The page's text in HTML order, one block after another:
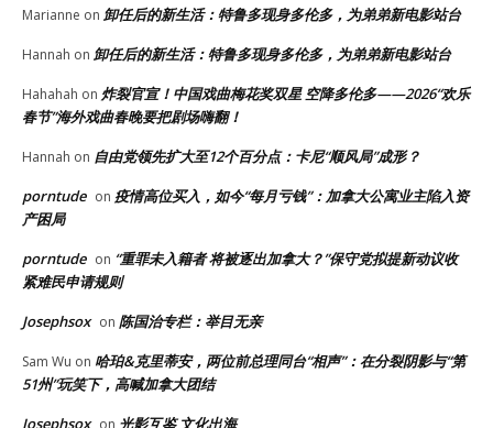
Marianne on 卸任后的新生活：特鲁多现身多伦多，为弟弟新电影站台
Hannah on 卸任后的新生活：特鲁多现身多伦多，为弟弟新电影站台
Hahahah on 炸裂官宣！中国戏曲梅花奖双星 空降多伦多——2026“欢乐
春节”海外戏曲春晚要把剧场嗨翻！
Hannah on 自由党领先扩大至12个百分点：卡尼“顺风局”成形？
porntude on 疫情高位买入，如今“每月亏钱”：加拿大公寓业主陷入资
产困局
porntude on “重罪未入籍者 将被逐出加拿大？”保守党拟提新动议收
紧难民申请规则
Josephsox on 陈国治专栏：举目无亲
Sam Wu on 哈珀&克里蒂安，两位前总理同台“相声”：在分裂阴影与“第
51州”玩笑下，高喊加拿大团结
Josephsox on 光影互鉴 文化出海